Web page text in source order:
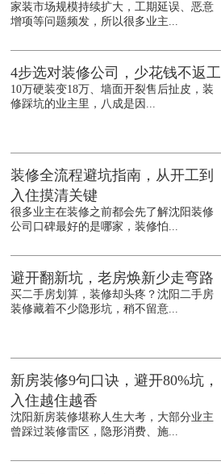
家装市场规模持续扩大，工期延误、恶意
增项等问题频发，所以很多业主...
4步选对装修公司，少花钱不返工
10万硬装变18万、墙面开裂售后扯皮，装
修踩坑的业主里，八成是因...
装修全流程避坑指南，从开工到
入住摸清关键
很多业主在装修之前都会先了解沈阳装修
公司口碑最好的是哪家，装修怕...
避开翻新坑，老房焕新少走弯路
买二手房划算，装修却头疼？沈阳二手房
装修藏着不少隐形坑，稍不留意...
新房装修9句口诀，避开80%坑，
入住越住越香
沈阳新房装修堪称人生大考，大部分业主
曾踩过装修雷区，隐形消费、施...